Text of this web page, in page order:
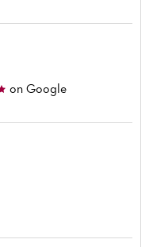
on Google